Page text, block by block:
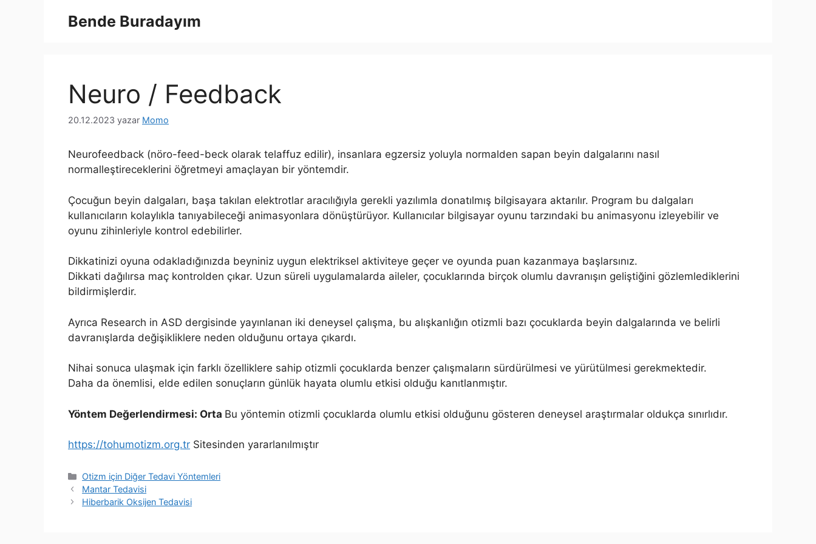
Bende Buradayım
Neuro / Feedback
20.12.2023 yazar Momo
Neurofeedback (nöro-feed-beck olarak telaffuz edilir), insanlara egzersiz yoluyla normalden sapan beyin dalgalarını nasıl
normalleştireceklerini öğretmeyi amaçlayan bir yöntemdir.
Çocuğun beyin dalgaları, başa takılan elektrotlar aracılığıyla gerekli yazılımla donatılmış bilgisayara aktarılır. Program bu dalgaları
kullanıcıların kolaylıkla tanıyabileceği animasyonlara dönüştürüyor. Kullanıcılar bilgisayar oyunu tarzındaki bu animasyonu izleyebilir ve
oyunu zihinleriyle kontrol edebilirler.
Dikkatinizi oyuna odakladığınızda beyniniz uygun elektriksel aktiviteye geçer ve oyunda puan kazanmaya başlarsınız.
Dikkati dağılırsa maç kontrolden çıkar. Uzun süreli uygulamalarda aileler, çocuklarında birçok olumlu davranışın geliştiğini gözlemlediklerini
bildirmişlerdir.
Ayrıca Research in ASD dergisinde yayınlanan iki deneysel çalışma, bu alışkanlığın otizmli bazı çocuklarda beyin dalgalarında ve belirli
davranışlarda değişikliklere neden olduğunu ortaya çıkardı.
Nihai sonuca ulaşmak için farklı özelliklere sahip otizmli çocuklarda benzer çalışmaların sürdürülmesi ve yürütülmesi gerekmektedir.
Daha da önemlisi, elde edilen sonuçların günlük hayata olumlu etkisi olduğu kanıtlanmıştır.
Yöntem Değerlendirmesi: Orta Bu yöntemin otizmli çocuklarda olumlu etkisi olduğunu gösteren deneysel araştırmalar oldukça sınırlıdır.
https://tohumotizm.org.tr Sitesinden yararlanılmıştır
Kategoriler
Otizm için Diğer Tedavi Yöntemleri
Mantar Tedavisi
Hiberbarik Oksijen Tedavisi